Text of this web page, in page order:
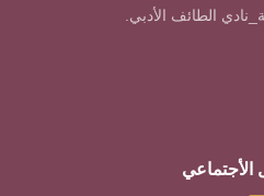
الطائف الأدبي.
الأجتماعي